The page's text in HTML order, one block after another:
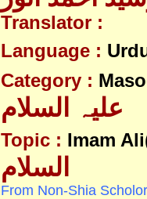
Translator :
Language :
Category :
Topic : Imam
السلام
From Non-Shia